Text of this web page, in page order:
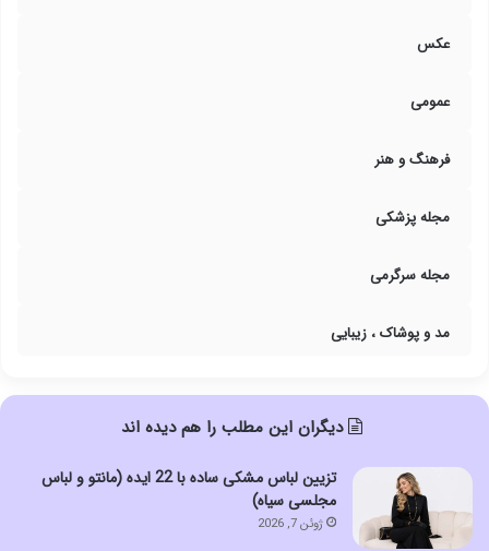
عکس
عمومی
فرهنگ و هنر
مجله پزشکی
مجله سرگرمی
مد و پوشاک ، زیبایی
دیگران این مطلب را هم دیده اند
تزیین لباس مشکی ساده با 22 ایده (مانتو و لباس
مجلسی سیاه)
ژوئن 7, 2026